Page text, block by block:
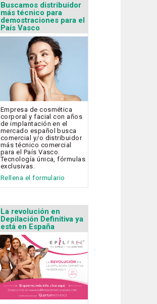
Buscamos distribuidor
más técnico para
demostraciones para el
País Vasco
Empresa de cosmética
corporal y facial con años
de implantación en el
mercado español busca
comercial y/o distribuidor
más técnico comercial
para el País Vasco.
Tecnología única, fórmulas
exclusivas.
Rellena el formulario
La revolución en
Depilación Definitiva ya
está en España